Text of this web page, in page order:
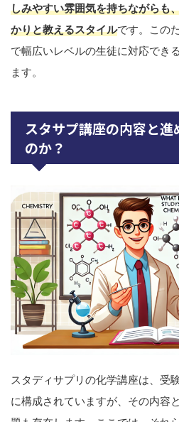
しみやすい雰囲気を持ちながらも
かりと教えるスタイルです。この
で幅広いレベルの生徒に対応でき
ます。
スタサプ講座の内容と進
のか？
スタディサプリの化学講座は、受
に構成されていますが、その内容